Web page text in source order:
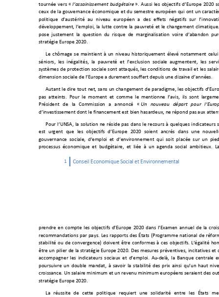
1 Conseil Economique Social et Environnemental
tournée vers « l’assainissement budgétaire » . Aussi les objectifs d’Europe 2020
ceux de la gouvernance économique et du semestre européen qui ont un
politique d’austérité au niveau européen a des effets négatifs sur l’
développement, l ’emploi, la lutte contre la pauvreté et le changement climatique.
pose justement la question du risque de marginalisation voire d’abandon
stratégie Europe 2020.
Le chômage se maintient à un niveau historiquement élevé notamment
séniors, les inégalités,
la pauvreté et l’exclusion sociale augmentent, les
systèmes de protection sociale sont attaqués, les conditions de travail et les
dimension sociale de l’Europe a durement souffert depuis une dizaine d’années.
Autant le dire tout net, sans un changement de paradigme, les objectifs d’
pas atteints. Pour le moment et comme le mentionne l’avis, ils sont large
Président de la Commission a annoncé « Un nouveau départ pour l’
d’investissement dont le financement est bien hasardeux, ne répond pas aux at
Pour l’UNSA, la solution ne réside pas dans le recours à quelques indicateurs s
est urgent que les objectifs d’Europe 2020 soient ancrés dans une
gouvernance sociale, d’emploi et d’environnement qui soit placée sur un pie
processus économique et budgétaire, et liée à un agenda social ambitieux.
prendre en compte les objectifs d’Europe 2020 dans l’Examen annuel de la cr
recommandations par pays. Les rapports des États (Programme national de
stabilité ou de convergence) doivent être conformes à ces objectifs. L’égalité h
être un pilier de la stratégie Europe 2020. Des mesures préventives, incitatives et
accompagner les indicateurs sociaux et d’emploi. Au-delà, la Banque centrale
poursuivre un double mandat, à savoir la stabilité des prix ainsi qu’un haut
croissance. Un salaire minimum et un revenu minimum européens seraient des
stratégie Europe 2020.
La réussite de cette politique requiert une solidarité entre les États me